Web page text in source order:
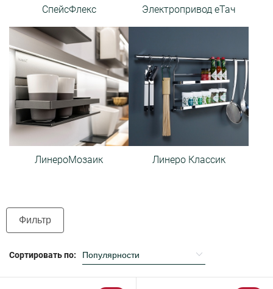
СпейсФлекс Электропривод еТач
ЛинероМозаик Линеро Классик
Фильтр
Сортировать по: